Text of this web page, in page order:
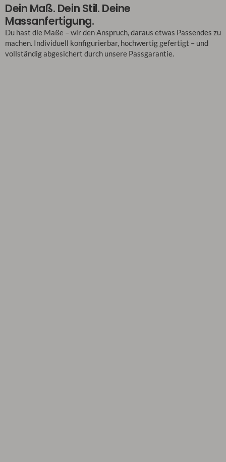
Dein Maß. Dein Stil. Deine
Massanfertigung.
Du hast die Maße – wir den Anspruch, daraus etwas Passendes zu
machen. Individuell konfigurierbar, hochwertig gefertigt – und
vollständig abgesichert durch unsere Passgarantie.